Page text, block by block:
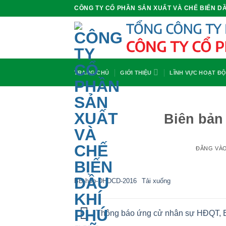
qua
CÔNG TY CỔ PHẦN SẢN XUẤT VÀ CHẾ BIẾN
TRANG CHỦ GIỚI THIỆU LĨNH VỰC HOẠT
Biên
ĐĂNG
BB-hop-DHDCD-2016 Tải xuống
Thông báo ứng cử nhân sự HĐQT,